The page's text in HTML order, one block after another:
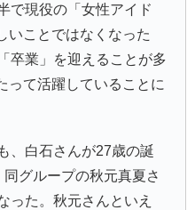
で現役の「女性アイド
いことではなくなった
卒業」を迎えることが多
って活躍していることに
、白石さんが27歳の誕
グループの秋元真夏さ
った。秋元さんといえ